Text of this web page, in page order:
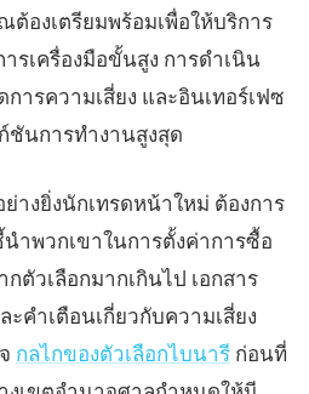
องเตรียมพร้อมเพื่อให้บริการ
รเครื่องมือขั้นสูง การดำเนิน
การความเสี่ยง และอินเทอร์เฟซ
ชันการทำงานสูงสุด
างยิ่งนักเทรดหน้าใหม่ ต้องการ
ำพวกเขาในการตั้งค่าการซื้อ
ตัวเลือกมากเกินไป เอกสาร
คำเตือนเกี่ยวกับความเสี่ยง
กลไกของตัวเลือกไบนารี ก่อนที่